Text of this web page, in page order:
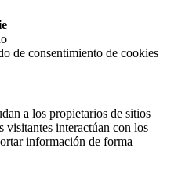
de consentimiento de cookies
a los propietarios de sitios
visitantes interactúan con los
información de forma